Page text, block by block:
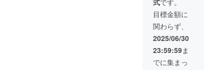
シャツのみデザ
イン変更までの
間掲載 ・掲載方
法：文字のみア
プリ内、SNS
等、チームTシャ
ツに掲載 ・注意
事項：支援時、
フォームから希
望日程を選択 形
式：Zoom 時
間：約40～60分
回数：フェーズ
定 ・掲載期間：
2025年8月1日か
目標金額に
関わらず、
2025/06/30
23:59:59ま
でに集まっ